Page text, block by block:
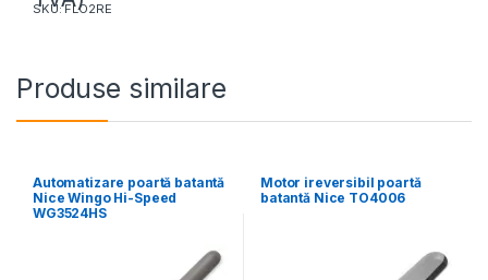
SKU: FLO2RE
Produse similare
Automatizare poartă batantă
Nice Wingo Hi-Speed
WG3524HS
Motor ireversibil poartă
batantă Nice TO4006